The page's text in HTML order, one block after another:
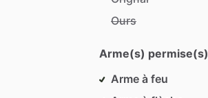
Ours
Arme(s) permise(s)
Arme à feu